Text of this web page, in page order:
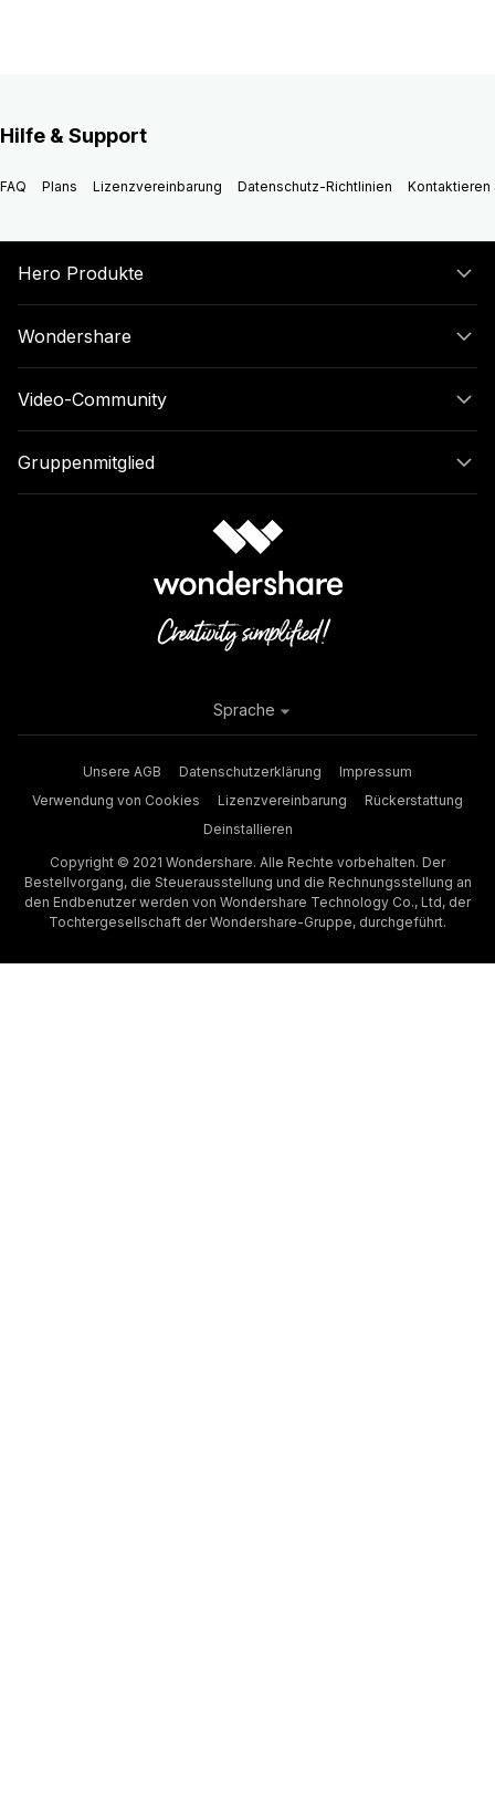
Hilfe & Support
FAQ Plans Lizenzvereinbarung Datenschutz-Richtlinien Kontaktieren
Hero Produkte
Wondershare
Video-Community
Gruppenmitglied
Unsere AGB Datenschutzerklärung
Impressum
Verwendung von Cookies
Lizenzvereinbarung
Rückerstattung
Deinstallieren
Copyright © 2021 Wondershare. Alle Rechte vorbehalten. Der
Bestellvorgang, die Steuerausstellung und die Rechnungsstellung an
den Endbenutzer werden von Wondershare Technology Co., Ltd, der
Tochtergesellschaft der Wondershare-Gruppe, durchgeführt.
Sprache